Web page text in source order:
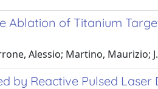
of Titanium
Alessio; Martino, Maurizio;
by Reactive Pulsed Laser